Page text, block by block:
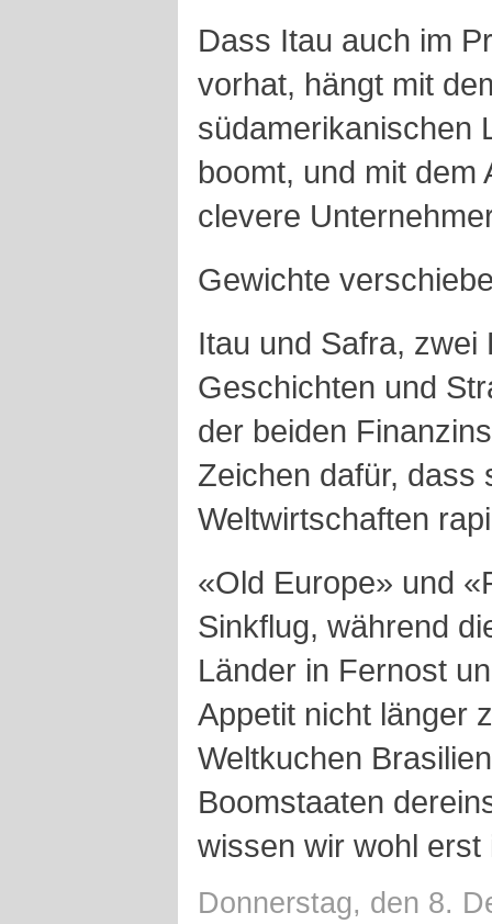
Dass Itau auch im
vorhat, hängt mit
südamerikanischen
boomt, und mit dem
clevere
Gewichte
Itau und Safra,
Geschichten und
der beiden
Zeichen dafür, dass
Weltwirtschaften
«Old Europe» und
Sinkflug, während
Länder in Fernost
Appetit nicht länger
Weltkuchen
Boomstaaten
wissen wir wohl
Donnerstag, den 8.